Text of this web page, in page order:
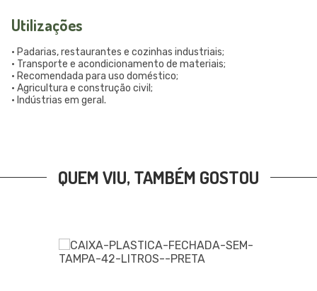
Utilizações
• Padarias, restaurantes e cozinhas industriais;
• Transporte e acondicionamento de materiais;
• Recomendada para uso doméstico;
• Agricultura e construção civil;
• Indústrias em geral.
QUEM VIU, TAMBÉM GOSTOU